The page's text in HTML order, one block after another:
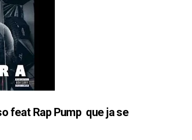
feat Rap Pump que ja se